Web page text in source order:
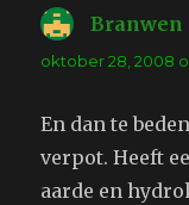
Branwen
oktober 28, 2008
En dan te
verpot. Heeft
aarde en